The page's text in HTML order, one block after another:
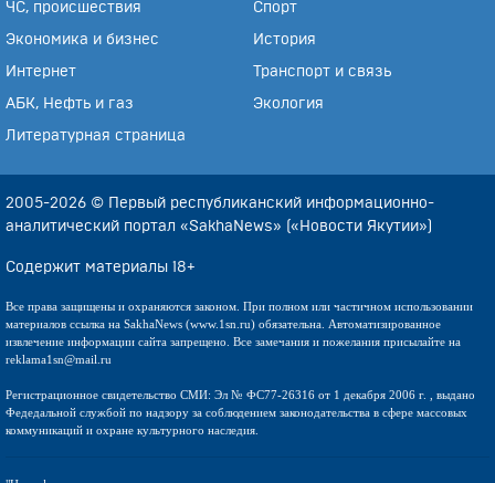
ЧС, происшествия Спорт
Экономика и бизнес История
Интернет Транспорт и связь
АБК, Нефть и газ Экология
Литературная страница
2005-2026 © Первый республиканский информационно-
аналитический портал «SakhaNews» («Новости Якутии»)
Содержит материалы 18+
Все права защищены и охраняются законом. При полном или частичном использовании
материалов ссылка на SakhaNews (www.1sn.ru) обязательна. Автоматизированное
извлечение информации сайта запрещено. Все замечания и пожелания присылайте на
reklama1sn@mail.ru
Регистрационное свидетельство СМИ: Эл № ФС77-26316 от 1 декабря 2006 г. , выдано
Федедальной службой по надзору за соблюдением законодательства в сфере массовых
коммуникаций и охране культурного наследия.